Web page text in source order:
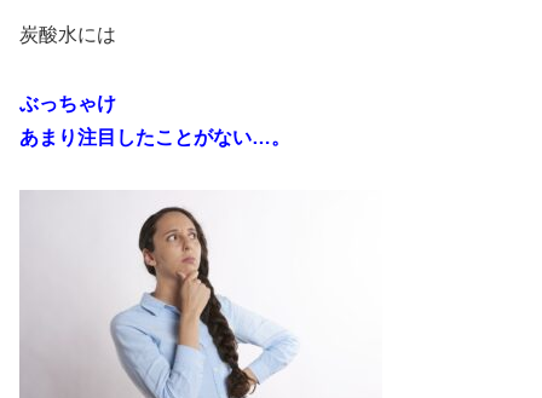
炭酸水には
ぶっちゃけ
あまり注目したことがない…。